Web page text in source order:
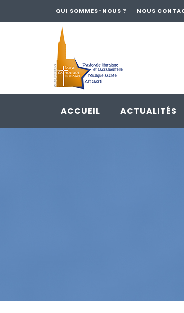
Skip
QUI SOMMES-NOUS ? NOUS
ACCUEIL ACTUALITÉS